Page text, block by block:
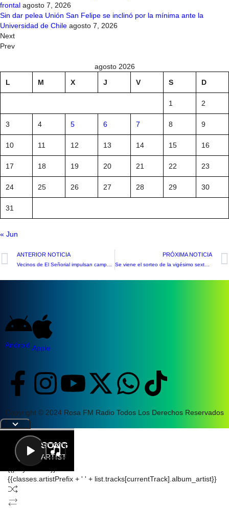
frontal agosto 7, 2026
Sin dar pelea Unión San Felipe se inclinó por la mínima ante la
Universidad de Chile agosto 7, 2026
Next
Prev
agosto 2026
L
M X J V S D
1 2
3 4 5 6 7 8 9
10 11 12 13 14 15 16
17 18 19 20 21 22 23
24 25 26 27 28 29 30
31
« Jun
ANTERIOR NOTICIA
Vecinos de El Señorial impulsan campaña solidaria de útiles escolares para escolares damnificados por incendios en el sur
PRÓXIMA NOTICIA
Se viene el sorteo de la vigésimo sexta versión del torneo Afava
Android Apple
Copyright © 2024 Rosa FM Radio Todos Los Derechos Reservados
|
SONG
ARTIST
Letra
{{playListTitle}}
{{classes.artistPrefix + ' ' + list.tracks[currentTrack].album_artist}}